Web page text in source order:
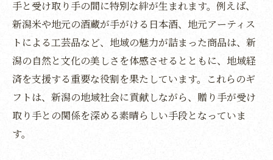
手と受け取り手の間に特別な絆が生まれます。例えば、
新潟米や地元の酒蔵が手がける日本酒、地元アーティス
トによる工芸品など、地域の魅力が詰まった商品は、新
潟の自然と文化の美しさを体感させるとともに、地域経
済を支援する重要な役割を果たしています。これらのギ
フトは、新潟の地域社会に貢献しながら、贈り手が受け
取り手との関係を深める素晴らしい手段となっていま
す。